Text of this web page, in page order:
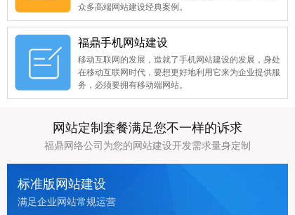
众多高端网站建设经典案例。
福鼎手机网站建设
移动互联网的发展，造就了手机网站建设的发展，身处
在移动互联网时代，要想更好地利用它来为企业提供服
务，必须要拥有移动端网站。
网站定制套餐满足您不一样的诉求
福鼎网络公司为您的网站建设开发需求量身定制
标准版网站建设
满足企业网站常规运营